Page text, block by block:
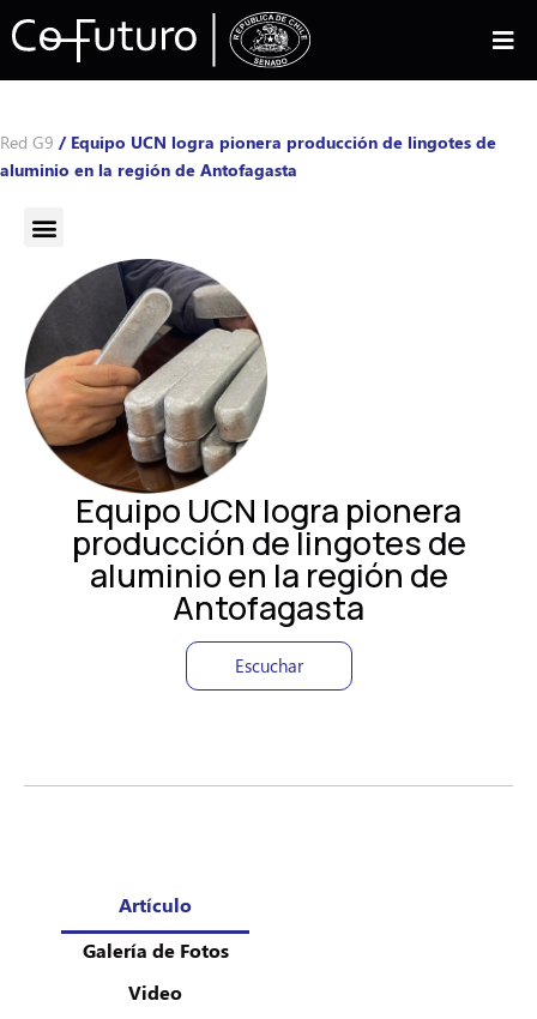
Red G9 / Equipo UCN logra pionera producción de lingotes de
aluminio en la región de Antofagasta
Equipo UCN logra pionera
producción de lingotes de
aluminio en la región de
Antofagasta
Escuchar
Artículo
Galería de Fotos
Video